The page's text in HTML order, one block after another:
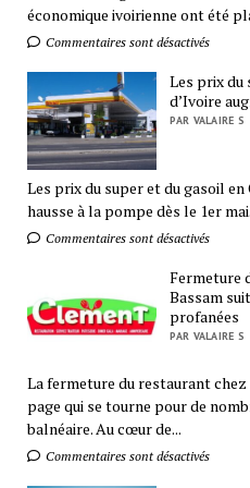
économique ivoirienne ont été
Commentaires sont désactivés
Les prix du
d’Ivoire
PAR VALAIRE S
Les prix du super et du gasoil
hausse à la pompe dès le 1er
Commentaires sont désactivés
Fermeture
Bassam
profanées
PAR VALAIRE S
La fermeture du restaurant chez
page qui se tourne pour de
balnéaire. Au cœur de...
Commentaires sont désactivés